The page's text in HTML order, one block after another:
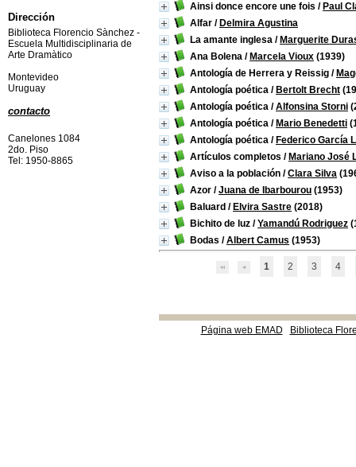
Ainsi donce encore une fois / Paul
Alfar / Delmira Agustina
La amante inglesa / Marguerite
Ana Bolena / Marcela Vioux (1939)
Antología de Herrera y Reissig /
Antología poética / Bertolt Brecht
Antología poética /Alfonsina Storni
Antología poética / Mario Benedetti
Antología poética / Federico García
Artículos completos / Mariano José
Aviso a la población /Clara Silva
Azor /Juana de Ibarbourou (1953)
Baluard / Elvira Sastre (2018)
Bichito de luz /Yamandú Rodriguez
Bodas /Albert Camus (1953)
1 2 3 4
Página web EMAD Biblioteca
Dirección
Biblioteca Florencio Sànchez -
Escuela Multidisciplinaria de
Arte Dramàtico
Montevideo
Uruguay
contacto
Canelones 1084
2do. Piso
Tel: 1950-8865